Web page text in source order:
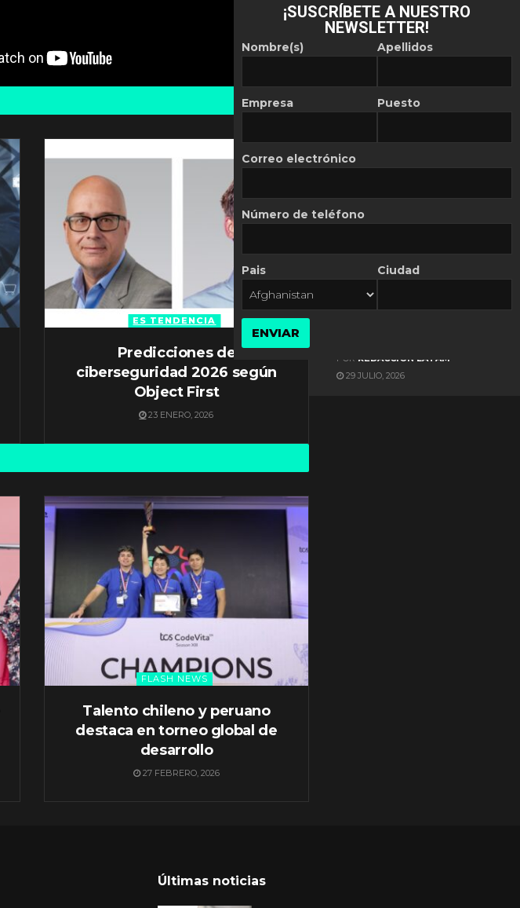
ES TENDENCIA
Predicciones de
ciberseguridad 2026 según
Object First
23 ENERO, 2026
FLASH NEWS
Talento chileno y peruano
destaca en torneo global de
desarrollo
27 FEBRERO, 2026
ES NOTICIA
Automatización de las
REDACCIÓN LATAM
ES NOTICIA
POR REDACCIÓN LATAM
29 JULIO, 2026
Últimas noticias
¡SUSCRÍBETE A NUESTRO
NEWSLETTER!
Nombre(s)
Empresa
Apellidos
Puesto
Correo electrónico
Número de teléfono
Pais Ciudad
ENVIAR